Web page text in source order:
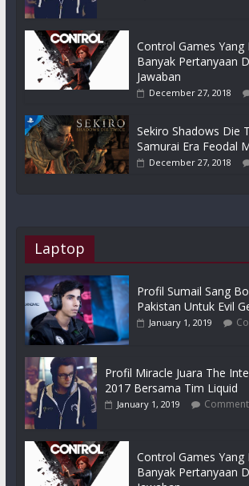
Control Games Yang
Banyak Pertanyaan
Jawaban
December 27, 2018
Sekiro Shadows Die
Samurai Era Feodal
December 27, 2018
Laptop
Profil Sumail Sang
Pakistan Untuk Evil
January 1, 2019
Profil Miracle Juara The
2017 Bersama Tim Liquid
January 1, 2019
Control Games Yang
Banyak Pertanyaan